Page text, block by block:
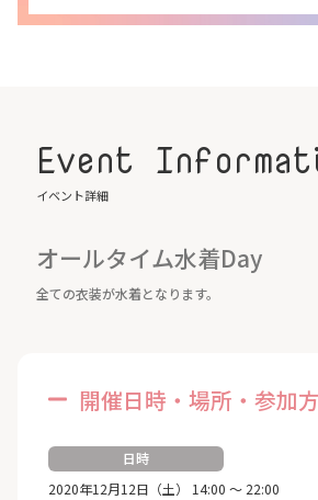
Event
イベント詳細
オールタイム水着Day
全ての衣装が水着となります。
開催日時・場所・参加
日時
2020年12月12日（土） 14:00 ～ 22:00